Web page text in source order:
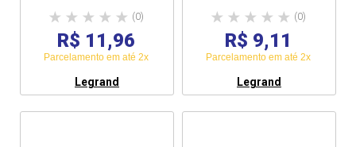
(0)
R$ 11,96
Parcelamento em até 2x
Legrand
(0)
R$ 9,11
Parcelamento em até 2x
Legrand